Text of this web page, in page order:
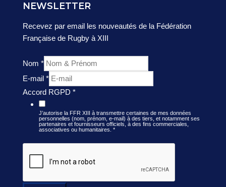
NEWSLETTER
Recevez par email les nouveautés de la Fédération
Française de Rugby à XIII
Nom *
E-mail *
Accord RGPD *
J’autorise la FFR XIII à transmettre certaines de mes données
personnelles (nom, prénom, e-mail) à des tiers, et notamment ses
partenaires et fournisseurs officiels, à des fins commerciales,
associatives ou humanitaires. *